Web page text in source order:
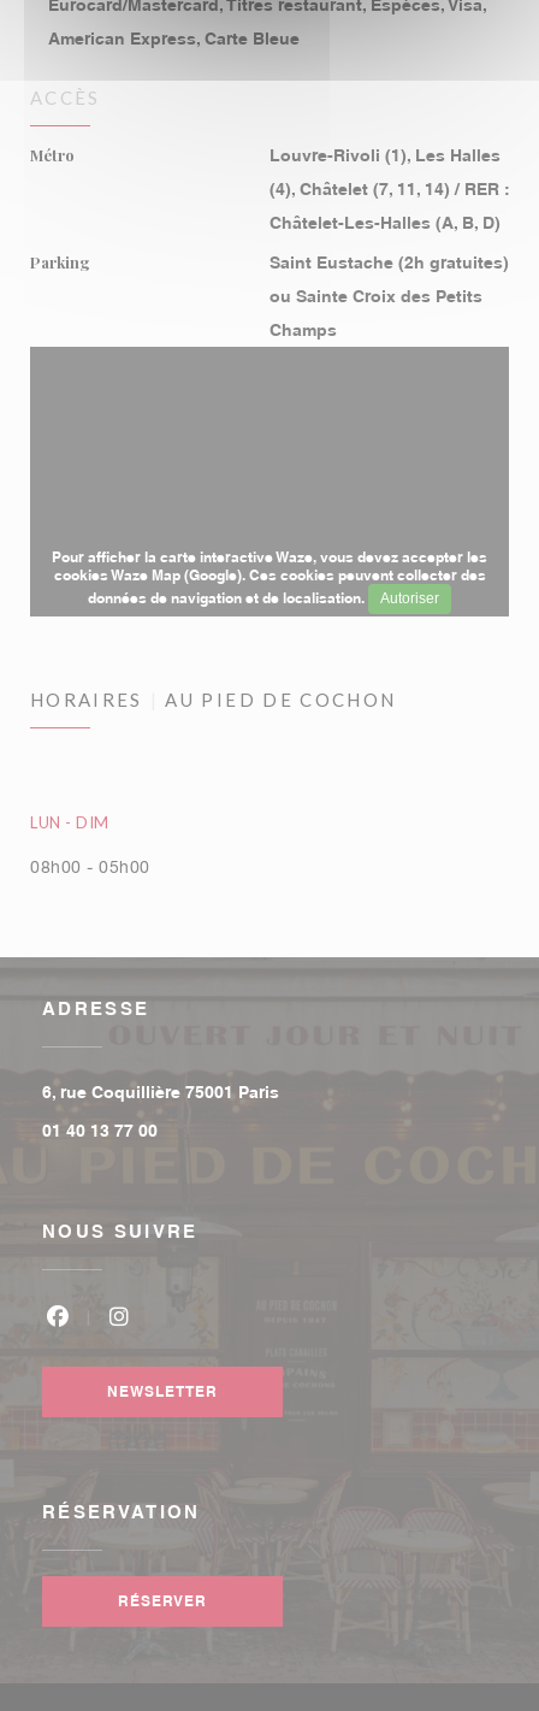
American Express, Carte Bleue
ACCÈS
Métro
Louvre-Rivoli (1), Les Halles
(4), Châtelet (7, 11, 14) / RER :
Châtelet-Les-Halles (A, B, D)
Parking
Saint Eustache (2h gratuites)
ou Sainte Croix des Petits
Champs
Pour afficher la carte interactive Waze, vous devez accepter les
cookies Waze Map (Google). Ces cookies peuvent collecter des
données de navigation et de localisation.
Autoriser
HORAIRES AU PIED DE COCHON
LUN - DIM
08h00 - 05h00
ADRESSE
6, rue Coquillière 75001 Paris
01 40 13 77 00
NOUS SUIVRE
NEWSLETTER
RÉSERVATION
RÉSERVER